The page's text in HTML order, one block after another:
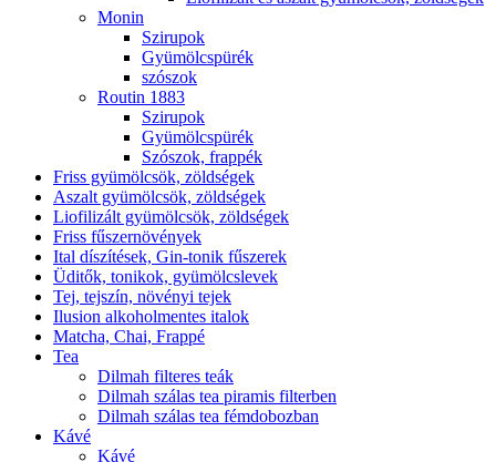
Monin
Szirupok
Gyümölcspürék
szószok
Routin 1883
Szirupok
Gyümölcspürék
Szószok, frappék
Friss gyümölcsök, zöldségek
Aszalt gyümölcsök, zöldségek
Liofilizált gyümölcsök, zöldségek
Friss fűszernövények
Ital díszítések, Gin-tonik fűszerek
Üditők, tonikok, gyümölcslevek
Tej, tejszín, növényi tejek
Ilusion alkoholmentes italok
Matcha, Chai, Frappé
Tea
Dilmah filteres teák
Dilmah szálas tea piramis filterben
Dilmah szálas tea fémdobozban
Kávé
Kávé